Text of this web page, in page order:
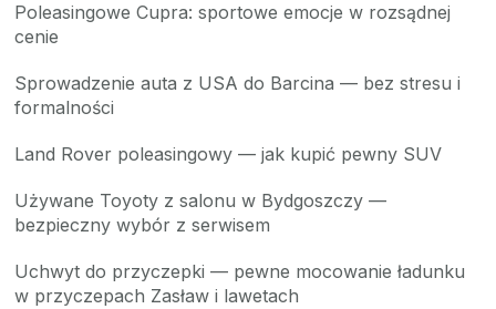
Poleasingowe Cupra: sportowe emocje w rozsądnej
cenie
Sprowadzenie auta z USA do Barcina — bez stresu i
formalności
Land Rover poleasingowy — jak kupić pewny SUV
Używane Toyoty z salonu w Bydgoszczy —
bezpieczny wybór z serwisem
Uchwyt do przyczepki — pewne mocowanie ładunku
w przyczepach Zasław i lawetach